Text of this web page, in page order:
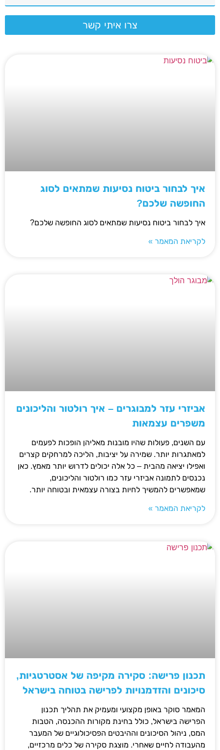
צרו איתי קשר
איך לבחור ביטוח נסיעות שמתאים לסוג
החופשה שלכם?
איך לבחור ביטוח נסיעות שמתאים לסוג החופשה שלכם?
לקריאת המאמר »
אביזרי עזר למבוגרים – איך רולטור והליכונים
משפרים עצמאות
עם השנים, פעולות שהיו מובנות מאליהן הופכות לפעמים
למאתגרות יותר. שמירה על יציבות, הליכה למרחקים קצרים
ואפילו יציאה מהבית – כל אלה יכולים לדרוש יותר מאמץ. כאן
נכנסים לתמונה אביזרי עזר כמו רולטור והליכונים,
שמאפשרים להמשיך לחיות בצורה עצמאית ובטוחה יותר.
לקריאת המאמר »
תכנון פרישה: סקירה מקיפה של אסטרטגיות,
סיכונים והזדמנויות לפרישה בטוחה בישראל
המאמר סוקר באופן מקצועי ומעמיק את תהליך תכנון
הפרישה בישראל, כולל בחינת מקורות ההכנסה, הטבות
המס, ניהול הסיכונים וההיבטים הפסיכולוגיים של המעבר
מהעבודה לחיים שאחרי. מוצגת סקירה של כלים מרכזיים,